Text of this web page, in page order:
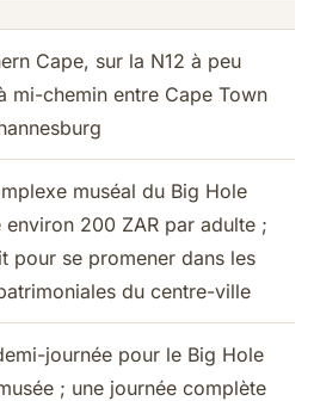
Cape, sur la N12 à peu
mi-chemin entre Cape Town
muséal du Big Hole
environ 200 ZAR par adulte ;
pour se promener dans les
du centre-ville
journée pour le Big Hole
; une journée complète